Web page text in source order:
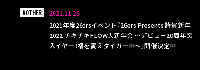
2021.11.26
2021年度26ersイベント『26ers Presents 謹賀新年
2022 チキチキFLOW大新年会 ～デビュー20周年突
入イヤー！福を寅えタイガー!!!～』開催決定!!!
#OTHER